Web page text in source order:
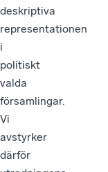
deskriptiva
representationen
i
politiskt
valda
församlingar.
Vi
avstyrker
därför